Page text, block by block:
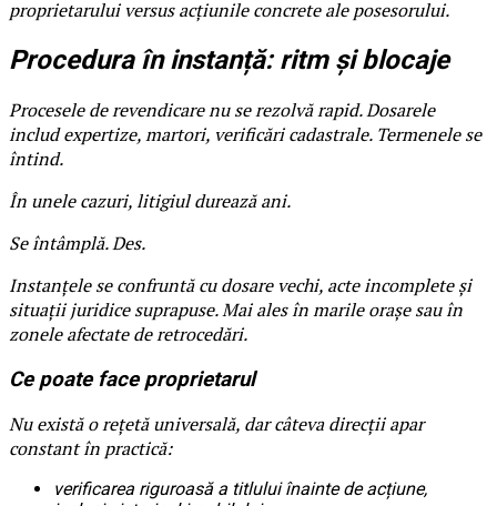
proprietarului versus acțiunile concrete ale posesorului.
Procedura în instanță: ritm și blocaje
Procesele de revendicare nu se rezolvă rapid. Dosarele
includ expertize, martori, verificări cadastrale. Termenele se
întind.
În unele cazuri, litigiul durează ani.
Se întâmplă. Des.
Instanțele se confruntă cu dosare vechi, acte incomplete și
situații juridice suprapuse. Mai ales în marile orașe sau în
zonele afectate de retrocedări.
Ce poate face proprietarul
Nu există o rețetă universală, dar câteva direcții apar
constant în practică:
verificarea riguroasă a titlului înainte de acțiune,